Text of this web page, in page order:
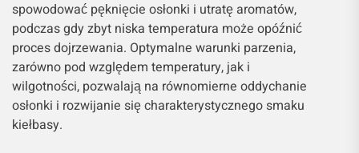
spowodować pęknięcie osłonki i utratę aromatów,
podczas gdy zbyt niska temperatura może opóźnić
proces dojrzewania. Optymalne warunki parzenia,
zarówno pod względem temperatury, jak i
wilgotności, pozwalają na równomierne oddychanie
osłonki i rozwijanie się charakterystycznego smaku
kiełbasy.